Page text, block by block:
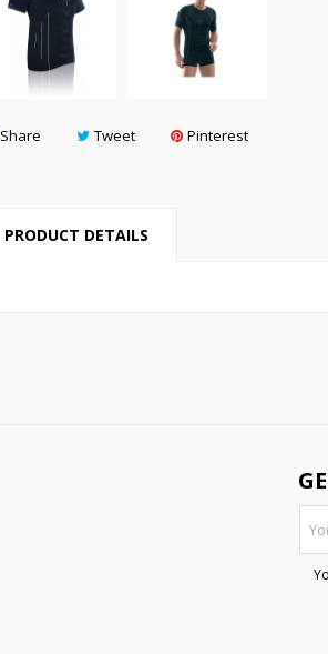
Share Tweet Pinterest
PRODUCT DETAILS